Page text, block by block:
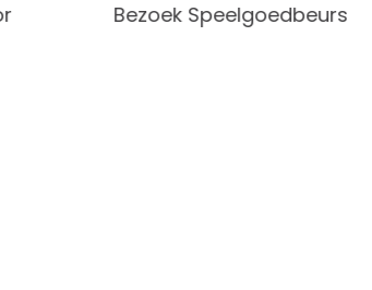
Bezoek Speelgoedbeurs